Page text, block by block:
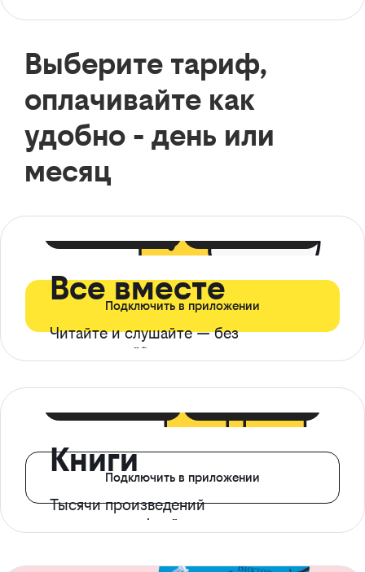
Выберите тариф,
оплачивайте как
удобно - день или
месяц
Все вместе
Читайте и слушайте — без
ограничений*
Подключить в приложении
Книги
Тысячи произведений
с доступом офлайн
Подключить в приложении